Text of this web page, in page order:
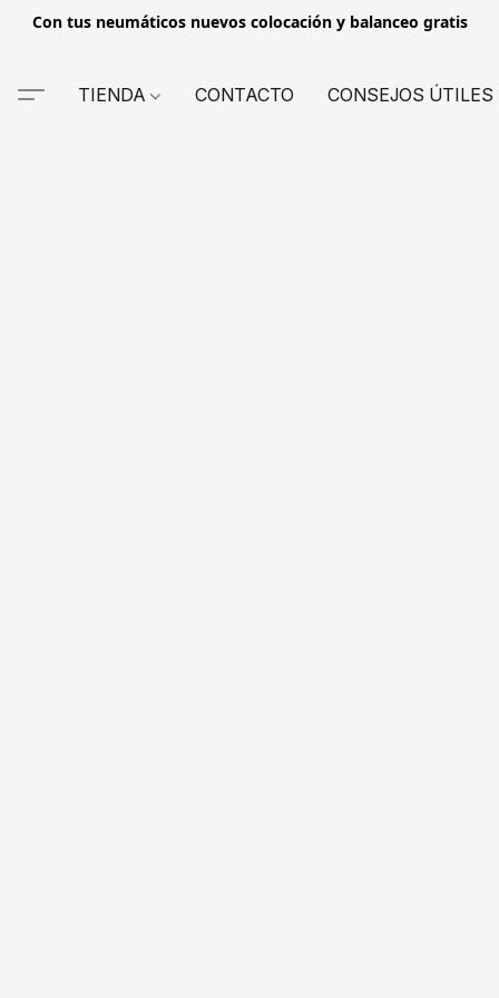
Con tus neumáticos nuevos colocación y balanceo gratis
TIENDA CONTACTO CONSEJOS ÚTILES